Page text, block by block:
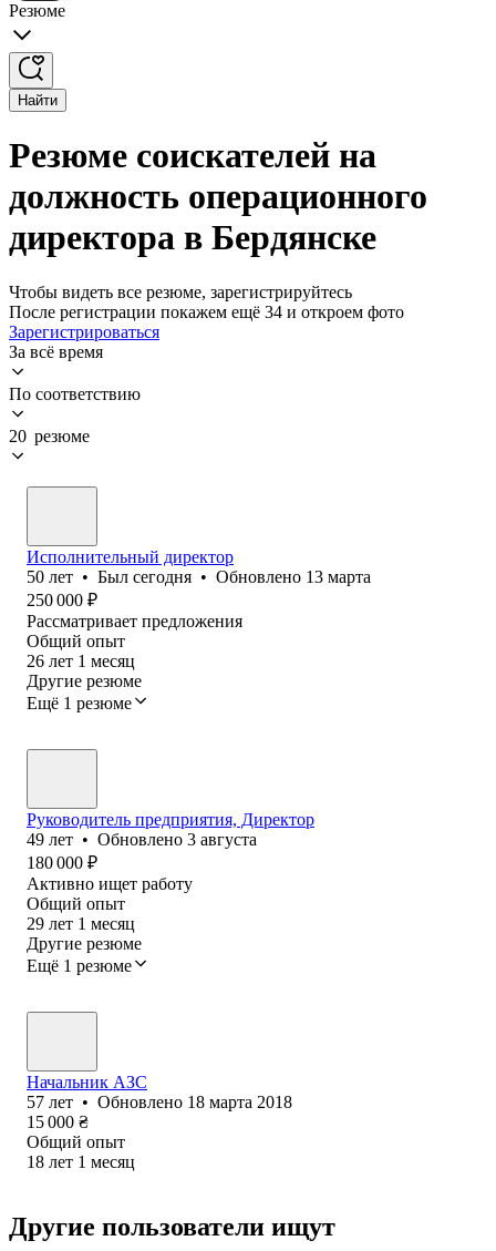
Резюме
Найти
Резюме соискателей на
должность операционного
директора в Бердянске
Чтобы видеть все резюме, зарегистрируйтесь
После регистрации покажем ещё 34 и откроем фото
Зарегистрироваться
За всё время
По соответствию
20 резюме
Исполнительный директор
50 лет • Был сегодня • Обновлено 13 марта
250 000 ₽
Рассматривает предложения
Общий опыт
26 лет 1 месяц
Другие резюме
Ещё 1 резюме
Руководитель предприятия, Директор
49 лет • Обновлено 3 августа
180 000 ₽
Активно ищет работу
Общий опыт
29 лет 1 месяц
Другие резюме
Ещё 1 резюме
Начальник АЗС
57 лет • Обновлено 18 марта 2018
15 000 ₴
Общий опыт
18 лет 1 месяц
Другие пользователи ищут